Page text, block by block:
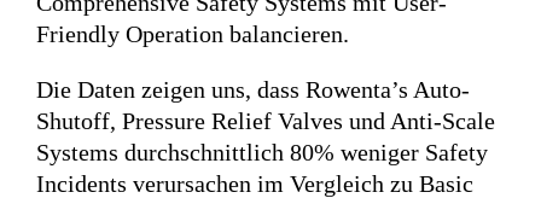
Friendly Operation balancieren.
Die Daten zeigen uns, dass Rowenta’s Auto-
Shutoff, Pressure Relief Valves und Anti-Scale
Systems durchschnittlich 80% weniger Safety
Incidents verursachen im Vergleich zu Basic